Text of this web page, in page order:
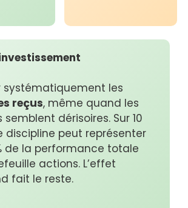
systématiquement les
reçus, même quand les
dérisoires. Sur 10
discipline peut représenter
de la performance totale
actions. L’effet
fait le reste.